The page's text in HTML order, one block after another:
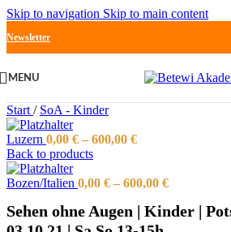
Skip to navigation Skip to main content
Newsletter
MENU
Start / SoA - Kinder
Luzern 0,00 € – 600,00 €
Back to products
Bozen/Italien 0,00 € – 600,00 €
Sehen ohne Augen | Kinder |